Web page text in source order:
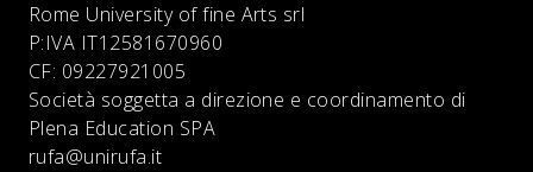
Rome University of fine Arts srl
P:IVA IT12581670960
CF: 09227921005
Società soggetta a direzione e coordinamento di
Plena Education SPA
rufa@unirufa.it